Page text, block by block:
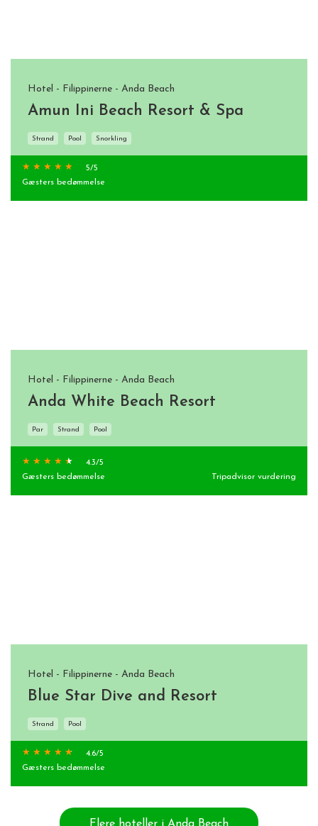
Hotel - Filippinerne - Anda Beach
Amun Ini Beach Resort & Spa
Strand Pool Snorkling
5/5
Gæsters bedømmelse
Hotel - Filippinerne - Anda Beach
Anda White Beach Resort
Par Strand Pool
4.3/5
Gæsters bedømmelse
Tripadvisor vurdering
Hotel - Filippinerne - Anda Beach
Blue Star Dive and Resort
Strand Pool
4.6/5
Gæsters bedømmelse
Flere hoteller i Anda Beach